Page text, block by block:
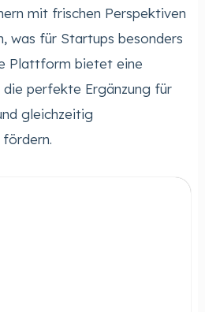
mit frischen Perspektiven
was für Startups besonders
Plattform bietet eine
perfekte Ergänzung für
gleichzeitig